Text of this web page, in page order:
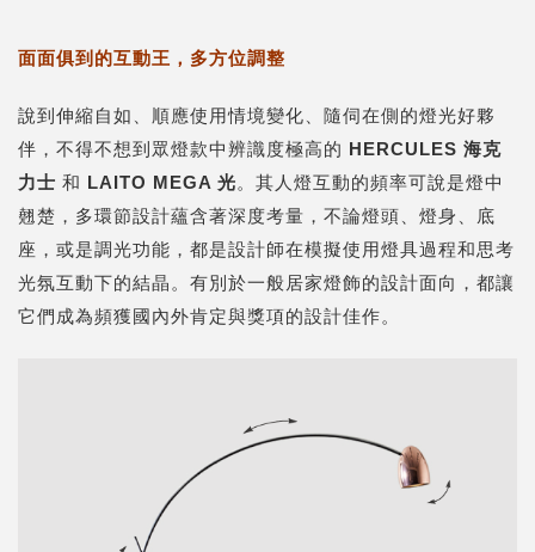
面面俱到的互動王，多方位調整
說到伸縮自如、順應使用情境變化、隨伺在側的燈光好夥
伴，不得不想到眾燈款中辨識度極高的 HERCULES 海克
力士 和 LAITO MEGA 光。其人燈互動的頻率可說是燈中
翹楚，多環節設計蘊含著深度考量，不論燈頭、燈身、底
座，或是調光功能，都是設計師在模擬使用燈具過程和思考
光氛互動下的結晶。有別於一般居家燈飾的設計面向，都讓
它們成為頻獲國內外肯定與獎項的設計佳作。